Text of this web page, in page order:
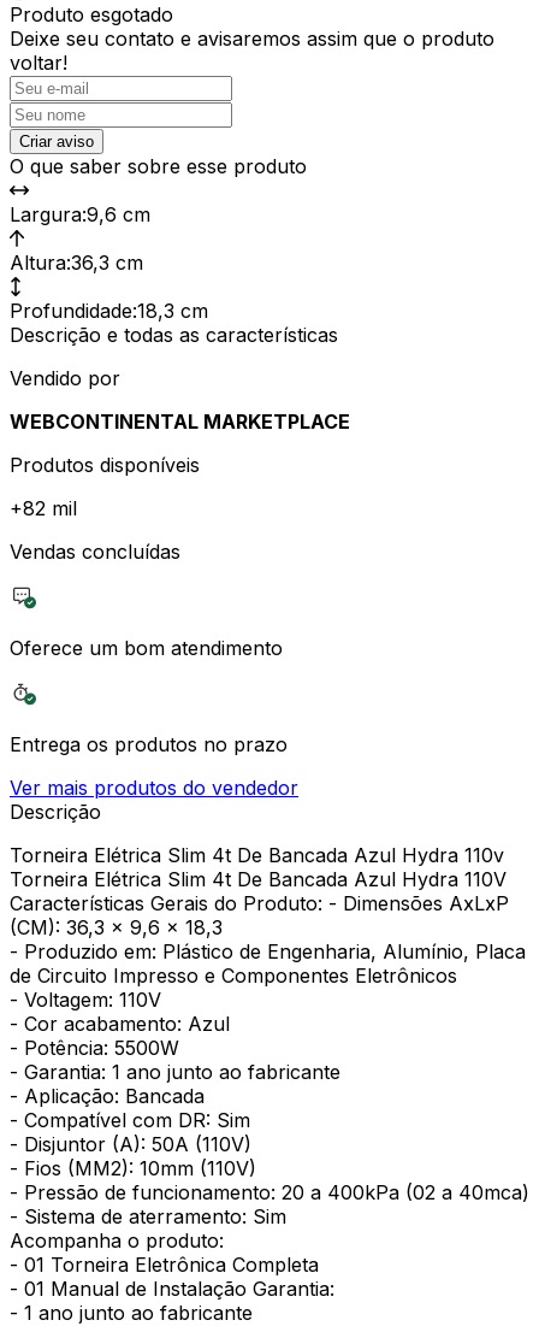
Produto esgotado
Deixe seu contato e avisaremos assim que o produto
voltar!
Criar aviso
O que saber sobre esse produto
Largura:9,6 cm
Altura:36,3 cm
Profundidade:18,3 cm
Descrição e todas as características
Vendido por
WEBCONTINENTAL MARKETPLACE
Produtos disponíveis
+82 mil
Vendas concluídas
Oferece um bom atendimento
Entrega os produtos no prazo
Ver mais produtos do vendedor
Descrição
Torneira Elétrica Slim 4t De Bancada Azul Hydra 110v
Torneira Elétrica Slim 4t De Bancada Azul Hydra 110V
Características Gerais do Produto: - Dimensões AxLxP
(CM): 36,3 x 9,6 x 18,3
- Produzido em: Plástico de Engenharia, Alumínio, Placa
de Circuito Impresso e Componentes Eletrônicos
- Voltagem: 110V
- Cor acabamento: Azul
- Potência: 5500W
- Garantia: 1 ano junto ao fabricante
- Aplicação: Bancada
- Compatível com DR: Sim
- Disjuntor (A): 50A (110V)
- Fios (MM2): 10mm (110V)
- Pressão de funcionamento: 20 a 400kPa (02 a 40mca)
- Sistema de aterramento: Sim
Acompanha o produto:
- 01 Torneira Eletrônica Completa
- 01 Manual de Instalação Garantia:
- 1 ano junto ao fabricante